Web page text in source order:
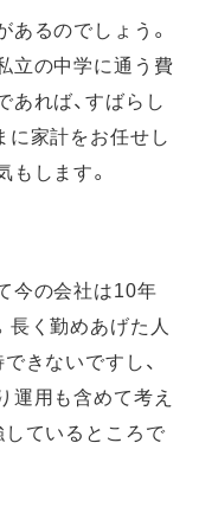
るのでしょう。
立の中学に通う費
れば、すばらし
に家計をお任せし
します。
今の会社は10年
長く勤めあげた人
きないですし、
運用も含めて考え
しているところで